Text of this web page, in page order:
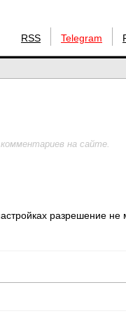
RSS Telegram
на сайте.
разрешение не